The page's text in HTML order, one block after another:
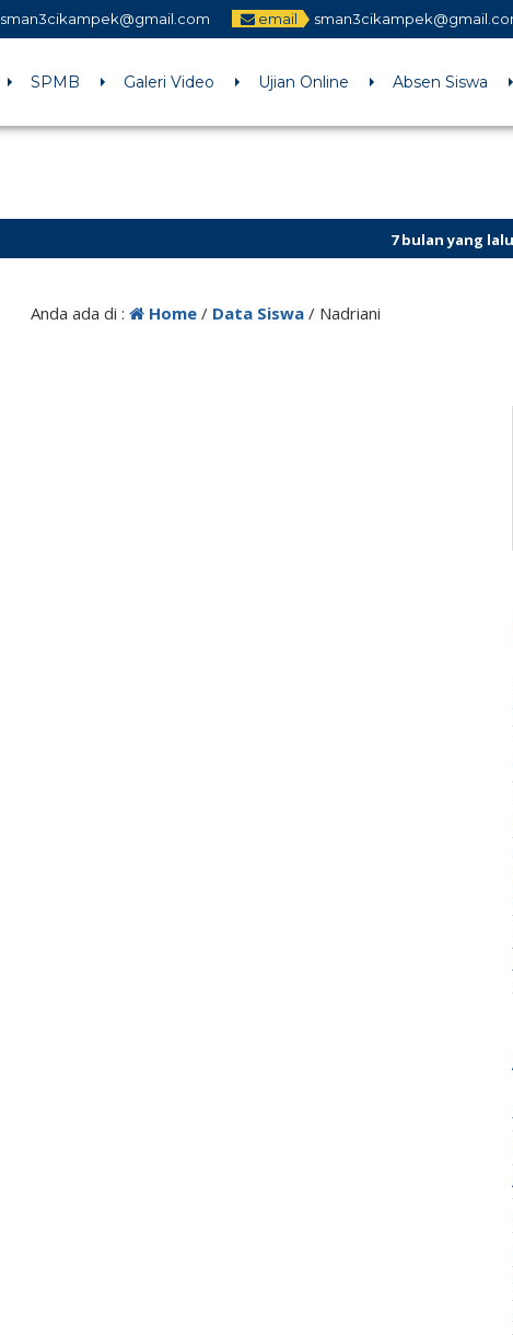
sman3cikampek@gmail.com email
SPMB Galeri Video Ujian Online Absen Siswa
7 bulan yang lalu/
Anda ada di : Home / Data Siswa / Nadriani